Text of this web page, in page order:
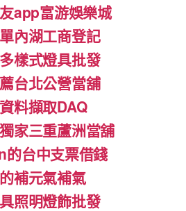
app富游娛樂城
內湖工商登記
樣式燈具批發
台北公營當舖
料擷取DAQ
家三重蘆洲當舖
的台中支票借錢
補元氣補氣
照明燈飾批發